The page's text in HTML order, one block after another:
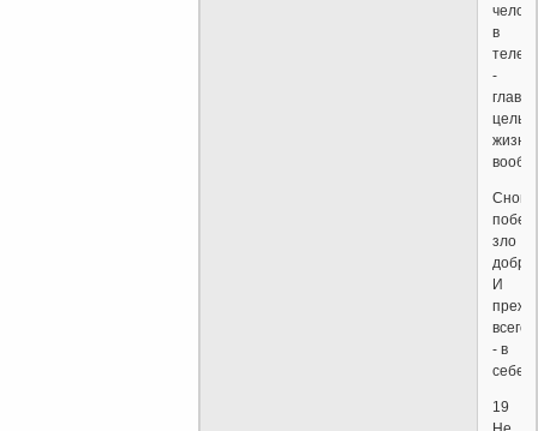
в
теле
-
цель
жизни
Снова:
зло
И
всего
- в
себе.
19